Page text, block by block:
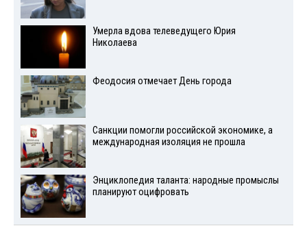
Умерла вдова телеведущего Юрия
Николаева
Феодосия отмечает День города
Санкции помогли российской экономике, а
международная изоляция не прошла
Энциклопедия таланта: народные промыслы
планируют оцифровать